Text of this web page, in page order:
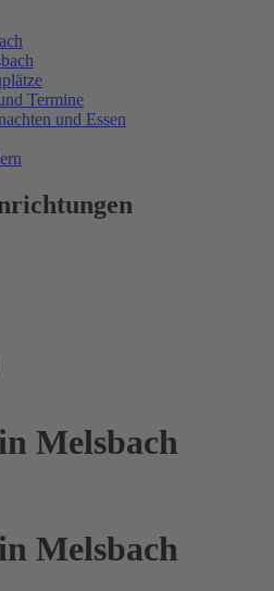
Termine
und Essen
Melsbach
Melsbach